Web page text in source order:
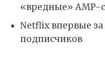
«вредные» AMP-
Netflix впервые за
подписчиков